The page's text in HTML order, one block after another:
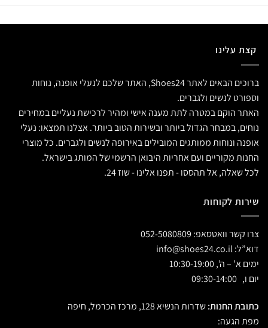
קצת עלינו
ברוכים הבאים לאתר Shoes24, האתר שלכם לנעלי אופנה, נוחות
וספורט לנשים ולגברים.
האתר הוקם במטרה לתת מענה אישי ומהיר לרכישת נעליים במחירים
נוחים, במבחר הגדול ביותר ובשירות הטוב ביותר. אצלנו תמצאו: נעלי
אופנה ונוחות ממותגים המובילים באירופה לנשים ולגברים. כל מוצרי
החנות מקוריים ועם אחריות היבואן הרשמי של המותג בישראל.
לכל שאלה, אל תהססו - תפנו אלינו - שוז 24.
שירות לקוחות
צרו קשר וואטסאפ: 052-5080809
דוא”ל:
ימים א’ – ה’, 10:30-19:00
יום ו, 09:30-14:00
כתובת החנות:שדרות הנשיא 128, מרכז הכרמל, חיפה
מפת הגעה: